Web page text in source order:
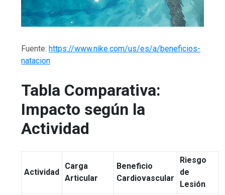
Fuente: https://www.nike.com/us/es/a/beneficios-
natacion
Tabla Comparativa:
Impacto según la
Actividad
Actividad
Carga
Articular
Beneficio
Cardiovascular
Riesgo
de
Lesión